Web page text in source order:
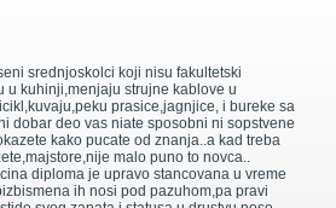
srednjoskolci koji nisu fakultetski
u kuhinji,menjaju strujne kablove u
prasice,jagnjice, i bureke sa
dobar deo vas niate sposobni ni sopstvene
kako pucate od znanja..a kad treba
malo puno to novca..
diploma je upravo stancovana u vreme
ih nosi pod pazuhom,pa pravi